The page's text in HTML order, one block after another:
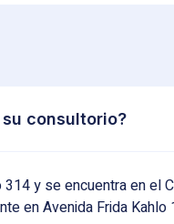
consultorio?
y se encuentra en el
en Avenida Frida Kahlo